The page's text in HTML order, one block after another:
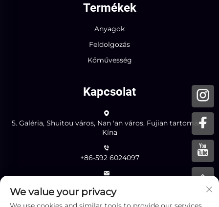
Termékek
Anyagok
Feldolgozás
Kőművesség
Kapcsolat
5. Galéria, Shuitou város, Nan 'an város, Fujian tartomány,
Kína
+86-592 6024097
We value your privacy